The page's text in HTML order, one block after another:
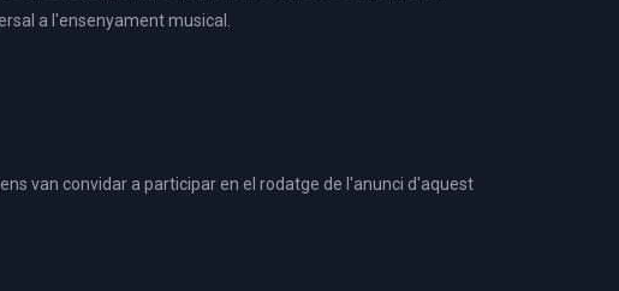
a l'ensenyament musical.
van convidar a participar en el rodatge de l'anunci d'aquest